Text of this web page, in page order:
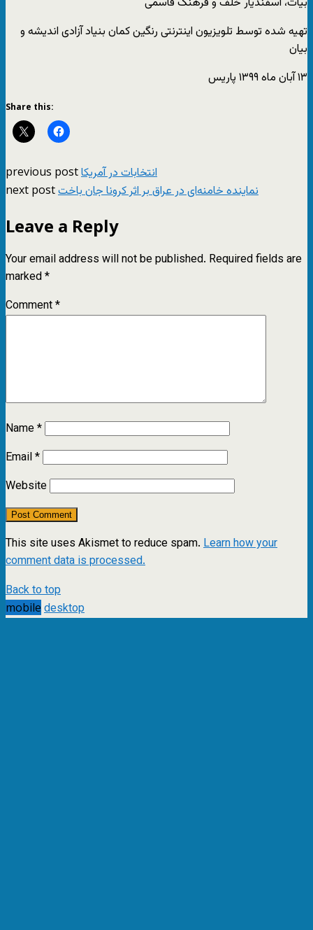
تهیه شده توسط تلویزیون اینترنتی رنگین کمان بنیاد آزادی اندیشه و
بیان
۱۳ آبان ماه ۱۳۹۹ پاریس
Share this:
previous postانتخابات در آمریکا
next postنماینده خامنه‌ای در عراق بر اثر کرونا جان باخت
Leave a Reply
Your email address will not be published. Required fields are
marked*
Comment*
Name*
Email*
Website
This site uses Akismet to reduce spam. Learn how your
comment data is processed.
Back to top
mobile desktop